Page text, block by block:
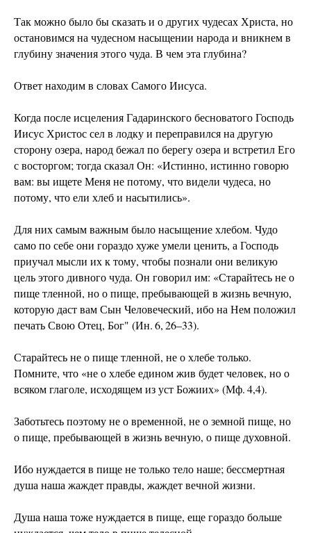
Так можно было бы сказать и о других чудесах Христа, но
остановимся на чудесном насыщении народа и вникнем в
глубину значения этого чуда. В чем эта глубина?
Ответ находим в словах Самого Иисуса.
Когда после исцеления Гадаринского бесноватого Господь
Иисус Христос сел в лодку и переправился на другую
сторону озера, народ бежал по берегу озера и встретил Его
с восторгом; тогда сказал Он: «Истинно, истинно говорю
вам: вы ищете Меня не потому, что видели чудеса, но
потому, что ели хлеб и насытились».
Для них самым важным было насыщение хлебом. Чудо
само по себе они гораздо хуже умели ценить, а Господь
приучал мысли их к тому, чтобы познали они великую
цель этого дивного чуда. Он говорил им: «Старайтесь не о
пище тленной, но о пище, пребывающей в жизнь вечную,
которую даст вам Сын Человеческий, ибо на Нем положил
печать Свою Отец, Бог" (Ин. 6, 26–33).
Старайтесь не о пище тленной, не о хлебе только.
Помните, что «не о хлебе едином жив будет человек, но о
всяком глаголе, исходящем из уст Божиих» (Мф. 4,4).
Заботьтесь поэтому не о временной, не о земной пище, но
о пище, пребывающей в жизнь вечную, о пище духовной.
Ибо нуждается в пище не только тело наше; бессмертная
душа наша жаждет правды, жаждет вечной жизни.
Душа наша тоже нуждается в пище, еще гораздо больше